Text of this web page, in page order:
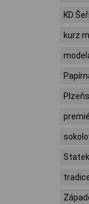
KD
kurz